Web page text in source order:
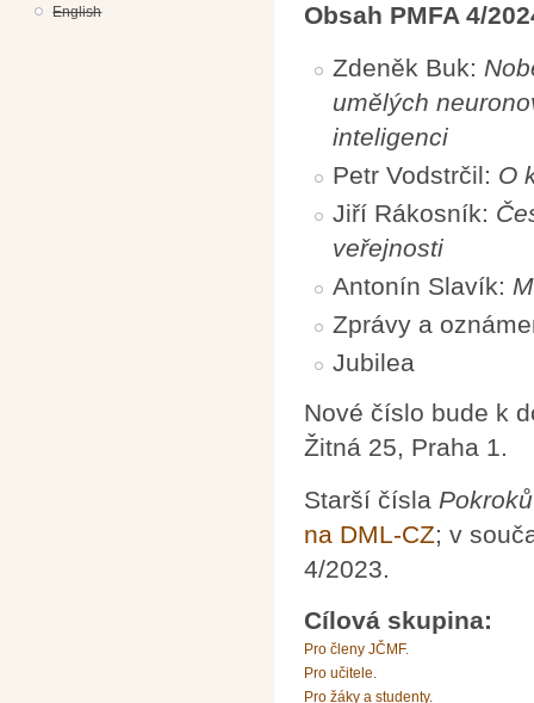
English
Obsah PMFA 4/
Zdeněk Buk:
umělých
inteligenci
Petr Vodstrčil: O
Jiří Rákosník:
veřejnosti
Antonín Slavík:
Zprávy a
Jubilea
Nové číslo bude k
Žitná 25, Praha 1.
Starší čísla
na DML-CZ; v
4/2023.
Cílová skupina:
Pro členy JČMF.
Pro učitele.
Pro žáky a studenty.